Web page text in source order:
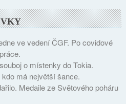
ve vedení ČGF. Po covidové
o místenky do Tokia.
má největší šance.
Medaile ze Světového poháru